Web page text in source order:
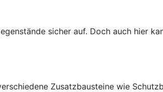
sicher auf. Doch auch hier
Zusatzbausteine wie